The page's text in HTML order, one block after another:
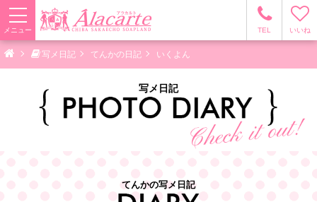
TEL いいね
メニュー
写メ日記 てんかの日記 いくよん
写メ日記
てんかの写メ日記